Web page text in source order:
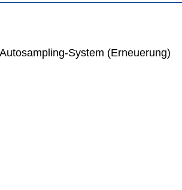
System (Erneuerung)